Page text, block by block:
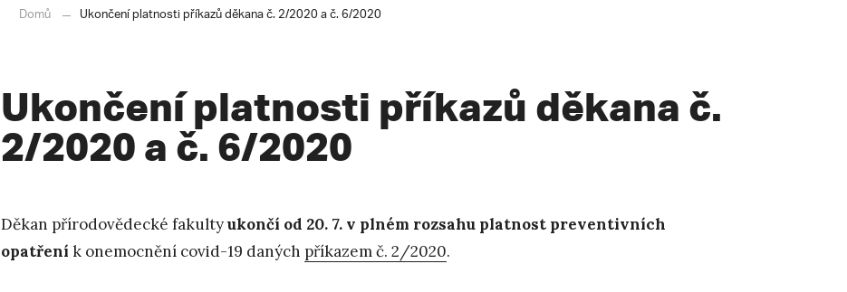
Domů Ukončení platnosti příkazů děkana č. 2/2020 a č. 6/2020
Ukončení platnosti příkazů děkana č.
2/2020 a č. 6/2020
Děkan přírodovědecké fakultyukončí od 20. 7. v plném rozsahu platnost preventivních
opatření k onemocnění covid-19 daných příkazem č. 2/2020.